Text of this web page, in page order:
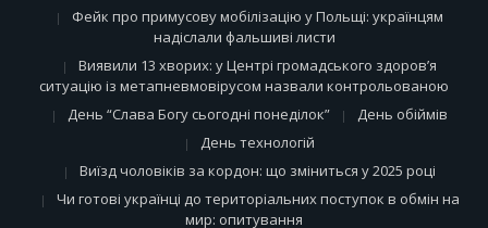
Фейк про примусову мобілізацію у Польщі: українцям
надіслали фальшиві листи
Виявили 13 хворих: у Центрі громадського здоров’я
ситуацію із метапневмовірусом назвали контрольованою
День “Слава Богу сьогодні понеділок”
День обіймів
День технологій
Виїзд чоловіків за кордон: що зміниться у 2025 році
Чи готові українці до територіальних поступок в обмін на
мир: опитування